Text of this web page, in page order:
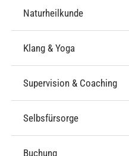
Naturheilkunde
Klang & Yoga
Supervision & Coaching
Selbsfürsorge
Buchung